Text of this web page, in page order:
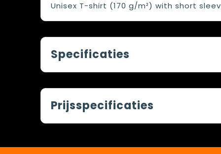
Unisex T-shirt (170 g/m²) with short
Specificaties
Prijsspecificaties